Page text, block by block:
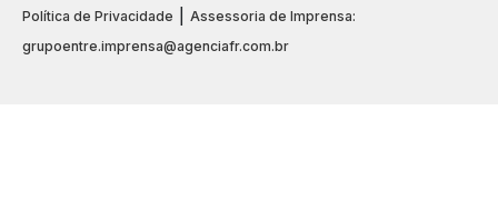
Política de Privacidade
Assessoria de Imprensa:
grupoentre.imprensa@agenciafr.com.br